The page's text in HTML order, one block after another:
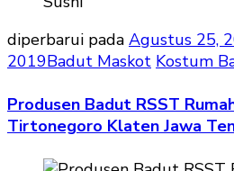
diperbarui pada Agustus 25,
2019Badut Maskot Kostum
Produsen Badut RSST
Tirtonegoro Klaten Jawa